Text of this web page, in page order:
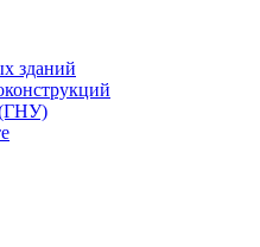
зданий
(ГНУ)